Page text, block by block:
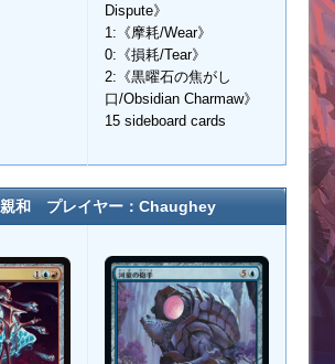
Dispute》
1:《摩耗/Wear》
0:《損耗/Tear》
2:《黒曜石の焦がし
口/Obsidian Charmaw》
15 sideboard cards
和 プレイヤー：Chaughey